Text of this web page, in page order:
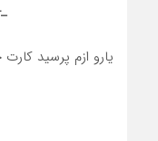
یارو ازم پرسید